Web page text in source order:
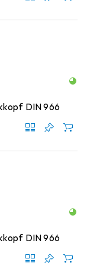
DIN 966
DIN 966